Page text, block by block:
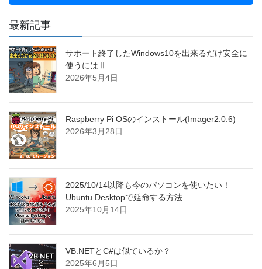
最新記事
サポート終了したWindows10を出来るだけ安全に
使うにはⅡ
2026年5月4日
Raspberry Pi OSのインストール(Imager2.0.6)
2026年3月28日
2025/10/14以降も今のパソコンを使いたい！
Ubuntu Desktopで延命する方法
2025年10月14日
VB.NETとC#は似ているか？
2025年6月5日